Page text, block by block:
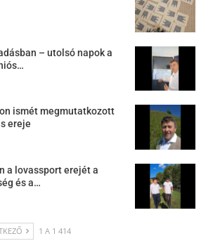
– utolsó napok a
ismét megmutatkozott
ereje
a lovassport erejét a
és a…
1 A 1 414